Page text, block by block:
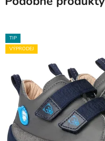
TIP
VÝPRODEJ